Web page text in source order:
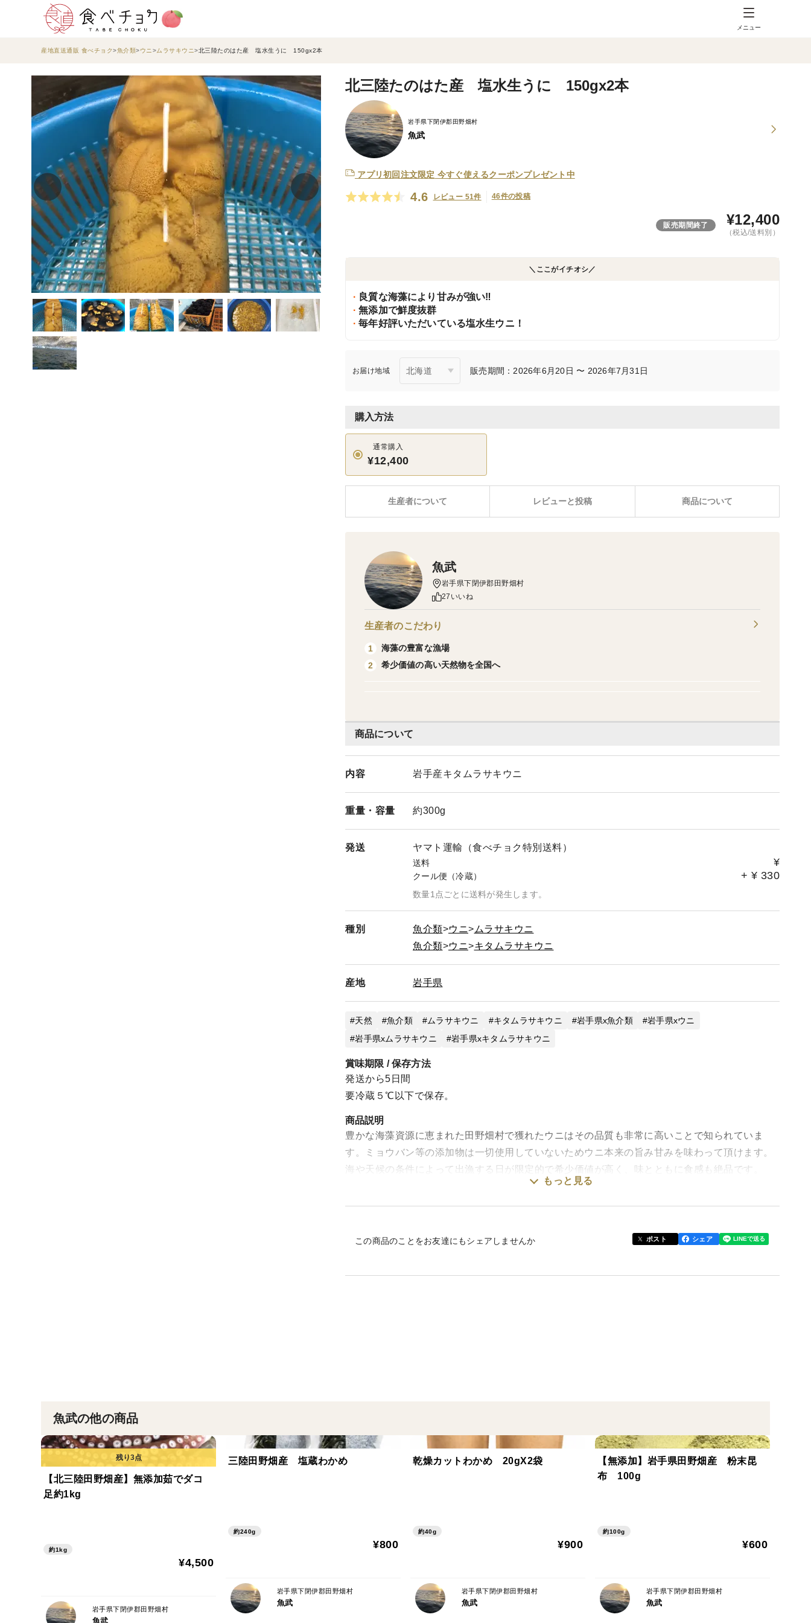
メニュー
産地直送通販 食べチョク 魚介類 ウニ ムラサキウニ 北三陸たのはた産 塩水生うに 150gx2本
北三陸たのはた産 塩水生うに 150gx2本
岩手県下閉伊郡田野畑村
魚武
アプリ初回注文限定 今すぐ使えるクーポンプレゼント中
4.6 レビュー 51件 46件の投稿
販売期間終了 ¥12,400
（税込/送料別）
＼ここがイチオシ／
良質な海藻により甘みが強い‼︎
無添加で鮮度抜群
毎年好評いただいている塩水生ウニ！
お届け地域 販売期間：2026年6月20日 〜 2026年7月31日
購入方法
通常購入
¥12,400
レビューと投稿 商品について
生産者について
商品について
内容 岩手産キタムラサキウニ
重量・ 容量 約300g
発送 ヤマト運輸（食べチョク特別送料）
送料 ¥
クール便（冷蔵） + ¥ 330
数量1点ごとに送料が発生します。
種別 魚介類 ウニ
ムラサキウニ
魚介類
ウニ キタムラサキウニ
産地 岩手県
天然 魚介類 ムラサキウニ キタムラサキウニ 岩手県x魚介類
岩手県xウニ
岩手県xムラサキウニ
岩手県xキタムラサキウニ
賞味期限 / 保存方法
発送から5日間
要冷蔵５℃以下で保存。
商品説明
豊かな海藻資源に恵まれた田野畑村で獲れたウニはその品質も非常に高いことで知られていま
す。ミョウバン等の添加物は一切使用していないためウニ本来の旨み甘みを味わって頂けます。
海や天候の条件によって出漁する日が限定的で希少価値が高く、味とともに食感も絶品です。
【注意事項】
もっと見る
この商品のことをお友達にもシェアしませんか ポスト シェア
魚武
岩手県下閉伊郡田野畑村
27いいね
生産者のこだわり
1
海藻の豊富な漁場
2
希少価値の高い天然物を全国へ
魚武の他の商品
【北三陸田野畑産】無添加茹でダコ
足約1kg
約1kg
¥4,500
岩手県下閉伊郡田野畑村
魚武
三陸田野畑産 塩蔵わかめ
約240g
¥800
岩手県下閉伊郡田野畑村
魚武
乾燥カットわかめ 20gX2袋
約40g
¥900
岩手県下閉伊郡田野畑村
魚武
【無添加】岩手県田野畑産 粉末昆
布 100g
約100g
¥600
岩手県下閉伊郡田野畑村
魚武